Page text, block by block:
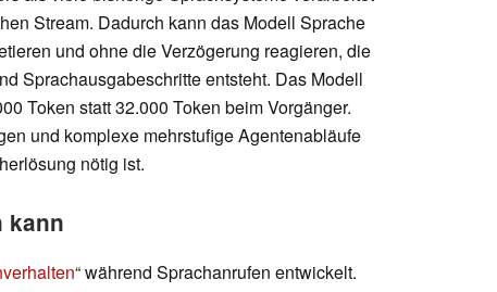
Stream. Dadurch kann das Modell Sprache
und ohne die Verzögerung reagieren, die
Sprachausgabeschritte entsteht. Das Modell
Token statt 32.000 Token beim Vorgänger.
und komplexe mehrstufige Agentenabläufe
nötig ist.
kann
“ während Sprachanrufen entwickelt.